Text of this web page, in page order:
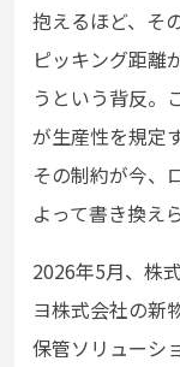
抱えるほど、そ
ピッキング距離
うという背反。
が生産性を規定
その制約が今、
よって書き換え
2026年5月、株
ヨ株式会社の新
保管ソリューシ